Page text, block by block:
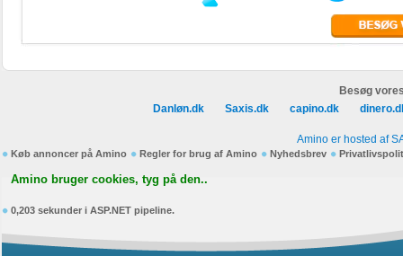
Besøg
Danløn.dk
Saxis.dk capino.dk
Amino er hosted af
Køb annoncer på Amino Regler for brug af Amino Nyhedsbrev
Amino bruger cookies, tyg på den..
0,203 sekunder i ASP.NET pipeline.